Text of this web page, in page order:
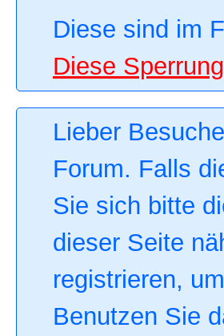
Diese sind im
Diese
Lieber
Forum. Falls
Sie sich bitte
dieser Seite
registrieren,
Benutzen Sie